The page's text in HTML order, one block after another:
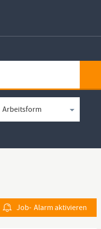
Job- Alarmaktivieren